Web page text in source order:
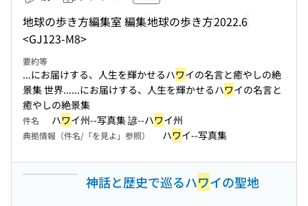
地球の歩き方編集室 編集地球の歩き方2022.6
<GJ123-M8>
要約等
...にお届けする、人生を輝かせるハワイの名言と癒やしの絶
景集 世界......にお届けする、人生を輝かせるハワイの名言と
癒やしの絶景集
件名 ハワイ州--写真集 諺--ハワイ州
典拠情報（件名/「を見よ」参照） ハワイ--写真集
神話と歴史で巡るハワイの聖地